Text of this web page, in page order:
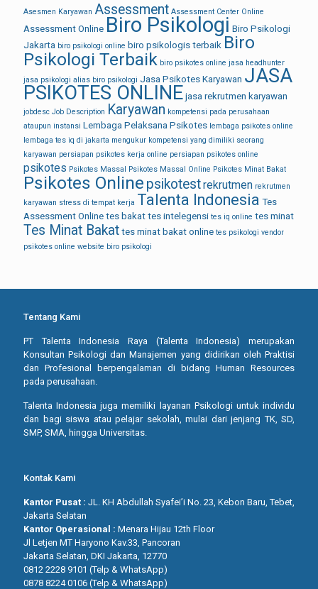
Asesmen Karyawan Assessment Assessment Center Online
Assessment Online Biro Psikologi Biro Psikologi
Jakarta biro psikologi online biro psikologis terbaik Biro
Psikologi Terbaik biro psikotes online jasa headhunter
jasa psikologi alias biro psikologi Jasa Psikotes Karyawan JASA
PSIKOTES ONLINE jasa rekrutmen karyawan
jobdesc Job Description Karyawan kompetensi pada perusahaan
ataupun instansi Lembaga Pelaksana Psikotes lembaga psikotes online
lembaga tes iq di jakarta mengukur kompetensi yang dimiliki seorang
karyawan persiapan psikotes kerja online persiapan psikotes online
psikotes Psikotes Massal Psikotes Massal Online Psikotes Minat Bakat
Psikotes Online psikotestrekrutmen rekrutmen
karyawan stress di tempat kerja Talenta Indonesia Tes
Assessment Online tes bakat tes intelegensi tes iq online tes minat
Tes Minat Bakat tes minat bakat online tes psikologi vendor
psikotes online website biro psikologi
Tentang Kami
PT Talenta Indonesia Raya (Talenta Indonesia) merupakan
Konsultan Psikologi dan Manajemen yang didirikan oleh Praktisi
dan Profesional berpengalaman di bidang Human Resources
pada perusahaan.
Talenta Indonesia juga memiliki layanan Psikologi untuk individu
dan bagi siswa atau pelajar sekolah, mulai dari jenjang TK, SD,
SMP, SMA, hingga Universitas.
Kontak Kami
Kantor Pusat : JL. KH Abdullah Syafei’i No. 23, Kebon Baru, Tebet,
Jakarta Selatan
Kantor Operasional : Menara Hijau 12th Floor
Jl Letjen MT Haryono Kav.33, Pancoran
Jakarta Selatan, DKI Jakarta, 12770
0812 2228 9101 (Telp & WhatsApp)
0878 8224 0106 (Telp & WhatsApp)